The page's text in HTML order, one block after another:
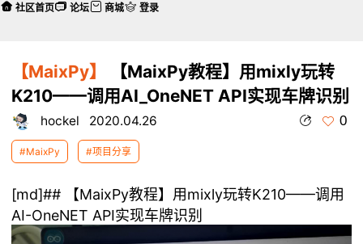
【MaixPy】
【MaixPy教程】用mixly玩转
K210——调用AI_OneNET API实现车牌识别
hockel 2020.04.26 0
#MaixPy #项目分享
[md]## 【MaixPy教程】用mixly玩转K210——调用
AI-OneNET API实现车牌识别
社区首页 论坛 商城 登录